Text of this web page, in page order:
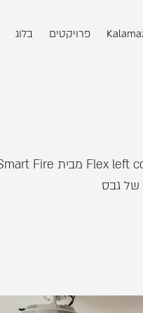
פרויקטים בלוג
של גבס